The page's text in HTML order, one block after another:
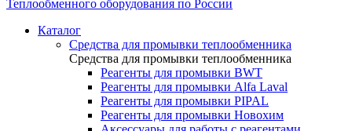
Каталог
Средства для промывки теплообменника
Средства для промывки теплообменника
Реагенты для промывки BWT
Реагенты для промывки Alfa Laval
Реагенты для промывки PIPAL
Реагенты для промывки Новохим